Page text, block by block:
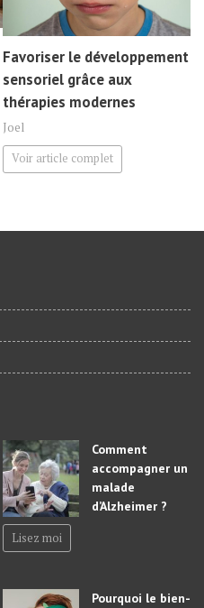
Favoriser le développement
sensoriel grâce aux
thérapies modernes
Joel
Voir article complet
Comment
accompagner un
malade
d’Alzheimer ?
Lisez moi
Pourquoi le bien-